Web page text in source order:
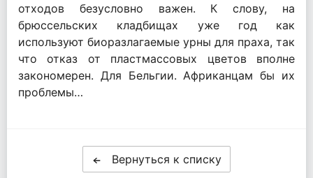
отходов безусловно важен. К слову, на
брюссельских кладбищах уже год как
используют биоразлагаемые урны для праха, так
что отказ от пластмассовых цветов вполне
закономерен. Для Бельгии. Африканцам бы их
проблемы…
Вернуться к списку